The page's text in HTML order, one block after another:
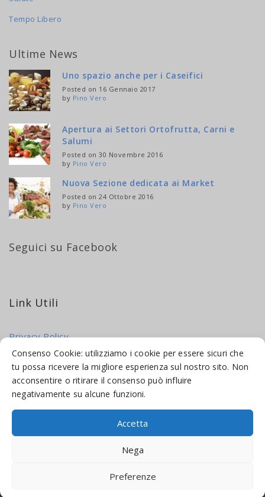
Consenso Cookie: utilizziamo i cookie per essere sicuri che
tu possa ricevere la migliore esperienza sul nostro sito. Non
acconsentire o ritirare il consenso può influire
negativamente su alcune funzioni.
Accetta
Nega
Preferenze
Tempo Libero
Ultime News
Uno spazio anche per i Caseifici
Posted on 16 Gennaio 2017
by Pino Vero
Apertura ai Settori Ortofrutta, Carni e
Salumi
Posted on 30 Novembre 2016
by Pino Vero
Nuova Sezione dedicata ai Market
Posted on 24 Ottobre 2016
by Pino Vero
Seguici su Facebook
Link Utili
Privacy Policy
Cookie Policy
MADE WEB SOLUTIONS